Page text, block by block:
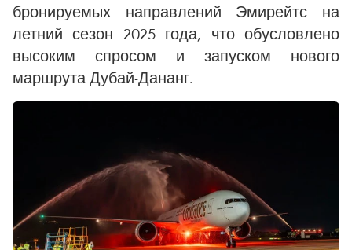
бронируемых направлений Эмирейтс на
летний сезон 2025 года, что обусловлено
высоким спросом и запуском нового
маршрута Дубай-Дананг.